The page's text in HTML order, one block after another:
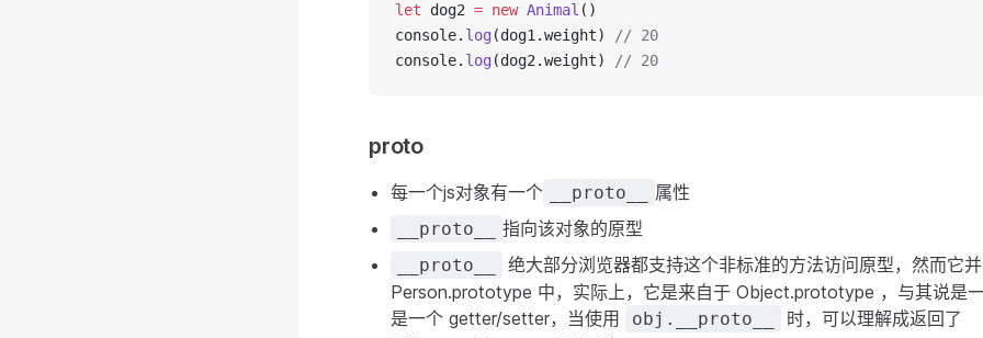
let dog2 = new Animal ()
console. log (dog1.weight)
// 20
console. log (dog2.weight) // 20
proto
每一个js对象有一个 __proto__ 属性
__proto__ 指向该对象的原型
__proto__
绝大部分浏览器都支持这个非标准的方法访问原型，然而它
Person.prototype 中，实际上，它是来自于 Object.prototype ，与其说是
是一个 getter/setter，当使用
obj.__proto__
时，可以理解成返回了